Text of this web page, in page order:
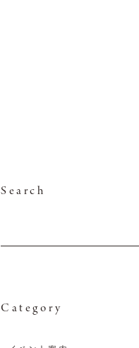
Search
Category